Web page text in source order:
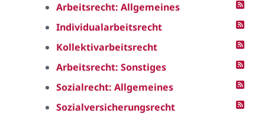
Arbeitsrecht: Allgemeines
Individualarbeitsrecht
Kollektivarbeitsrecht
Arbeitsrecht: Sonstiges
Sozialrecht: Allgemeines
Sozialversicherungsrecht